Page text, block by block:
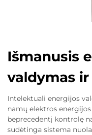
Išmanusis
valdymas
Intelektuali energijos
namų elektros
beprecedentį kontrolę
sudėtinga sistema